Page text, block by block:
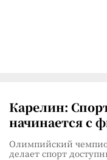
Карелин:
начинается с
Олимпийский
делает спорт